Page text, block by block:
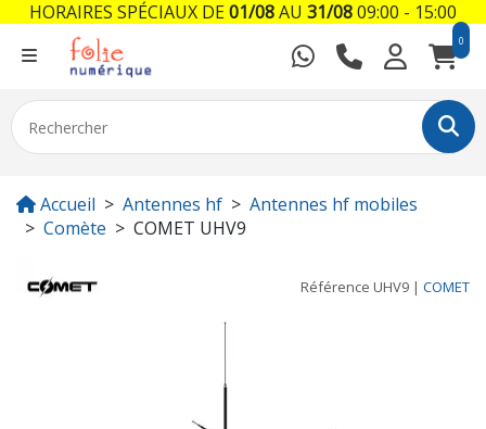
0
Accueil Antennes hf
Antennes hf mobiles
Comète
COMET UHV9
Référence UHV9 | COMET
HORAIRES SPÉCIAUX DE01/08AU 31/0809:00 - 15:00